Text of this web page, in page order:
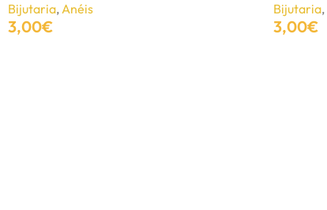
Adicionar
Bijutaria,Anéis
3,00€
Bijutaria,
3,00€